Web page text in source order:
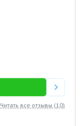
Читать все отзывы (10)